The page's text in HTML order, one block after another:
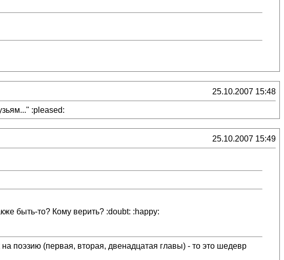
25.10.2007 15:48
:pleased:
25.10.2007 15:49
быть-то? Кому верить? :doubt: :happy:
поэзию (первая, вторая, двенадцатая главы) - то это шедевр